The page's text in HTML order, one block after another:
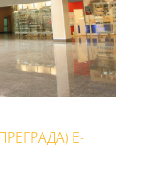
E-